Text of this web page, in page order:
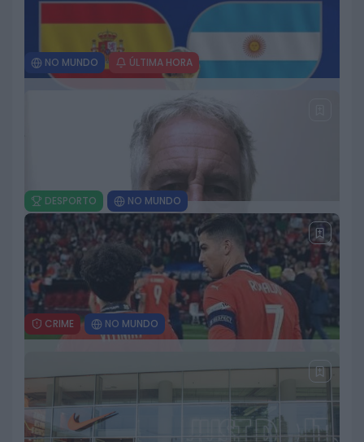
NO MUNDO ÚLTIMA HORA
França volta a evacuar milhares de
pessoas devido a incêndio de grandes
dimensões na Gironda
DESPORTO NO MUNDO
Petição para repetir a final do Mundial já
reúne mais de 80 mil assinaturas
23 DE JULHO, 2026
CRIME NO MUNDO
Recrutador ligado a Jeffrey Epstein é
encontrado morto nos arredores de Paris
22 DE JULHO, 2026